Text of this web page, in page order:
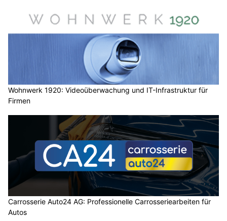
Wohnwerk 1920: Videoüberwachung und IT-Infrastruktur für
Firmen
Carrosserie Auto24 AG: Professionelle Carrosseriearbeiten für
Autos